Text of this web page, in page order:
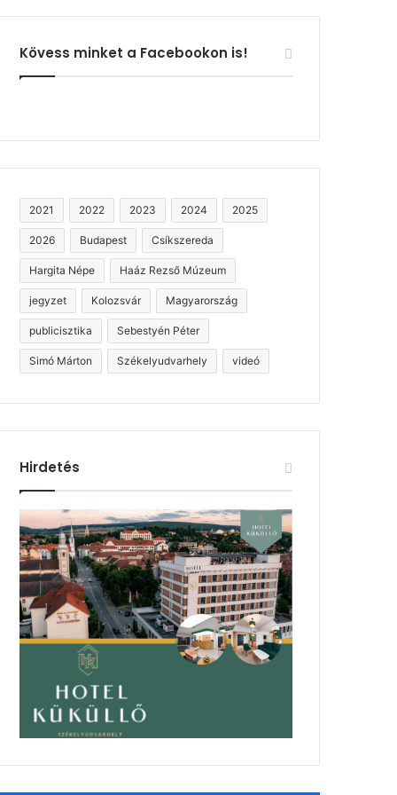
Kövess minket a Facebookon is!
2021 2022 2023 2024 2025
2026 Budapest Csíkszereda
Hargita Népe Haáz Rezső Múzeum
jegyzet Kolozsvár Magyarország
publicisztika Sebestyén Péter
Simó Márton Székelyudvarhely videó
Hirdetés